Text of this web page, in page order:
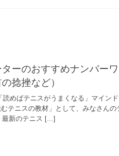
ターのおすすめナンバー
捻挫など）
めばテニスがうまくなる」マイン
テニスの教材」として、みなさんの
最新のテニス […]